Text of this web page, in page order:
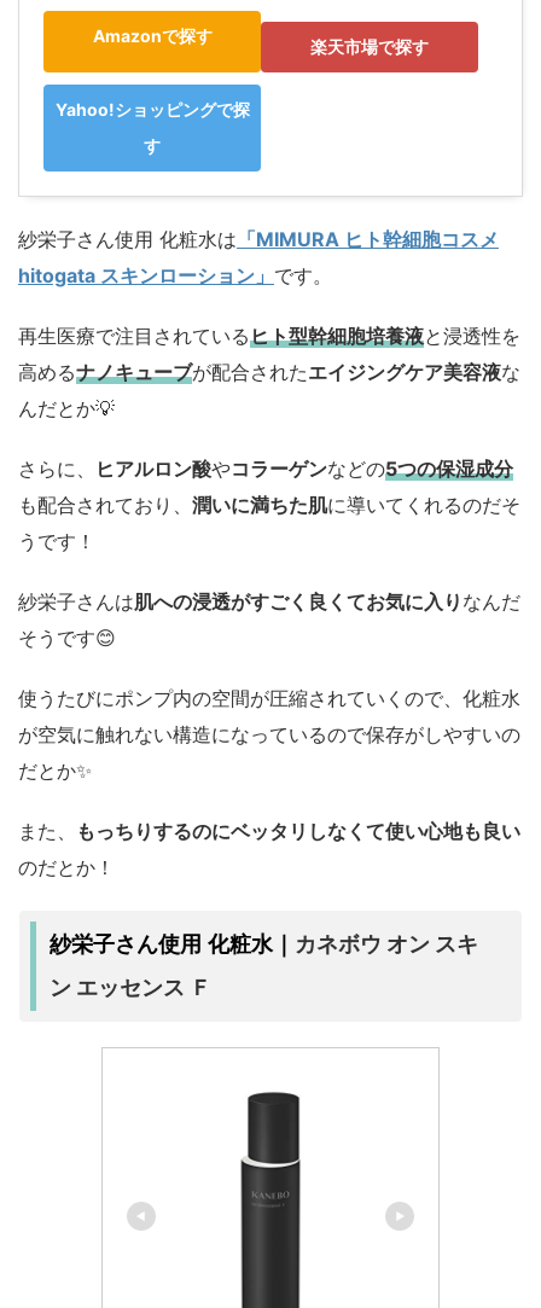
Amazonで探す
楽天市場で探す
Yahoo!ショッピングで探
す
紗栄子さん使用 化粧水は 「MIMURA ヒト幹細胞コスメ
hitogata スキンローション」 です。
再生医療で注目されているヒト型幹細胞培養液と浸透性を
高めるナノキューブが配合されたエイジングケア美容液な
んだとか💡
さらに、 ヒアルロン酸やコラーゲンなどの5つの保湿成分
も配合されており、 潤いに満ちた肌に導いてくれるのだそ
うです！
紗栄子さんは肌への浸透がすごく良くてお気に入り なんだ
そうです😊
使うたびにポンプ内の空間が圧縮されていくので、化粧水
が空気に触れない構造になっているので保存がしやすいの
だとか✨
また、
もっちりするのにベッタリしなくて使い心地も良い
のだとか！
紗栄子さん使用 化粧水｜ カネボウ オン スキ
ン エッセンス Ｆ